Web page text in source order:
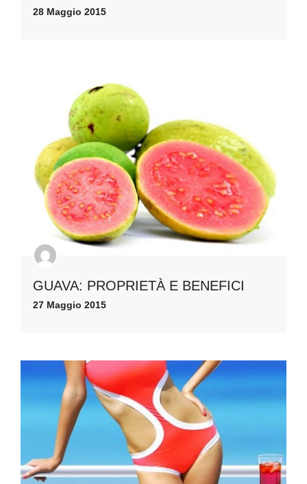
28 Maggio 2015
GUAVA: PROPRIETÀ E BENEFICI
27 Maggio 2015